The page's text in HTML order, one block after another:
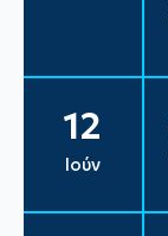
12
Ιούν